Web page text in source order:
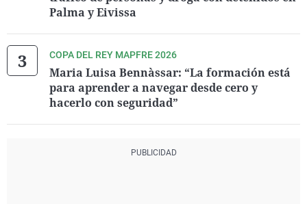
Palma y Eivissa
COPA DEL REY MAPFRE 2026
Maria Luisa Bennàssar: “La formación está
para aprender a navegar desde cero y
hacerlo con seguridad”